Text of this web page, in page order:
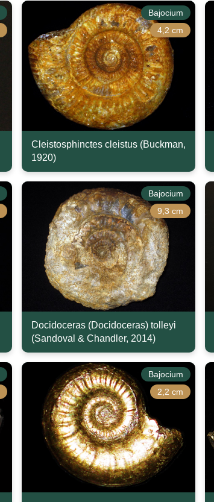
Bajocium
4,2 cm
Cleistosphinctes cleistus (Buckman,
1920)
Bajocium
9,3 cm
Docidoceras (Docidoceras) tolleyi
(Sandoval & Chandler, 2014)
Bajocium
2,2 cm